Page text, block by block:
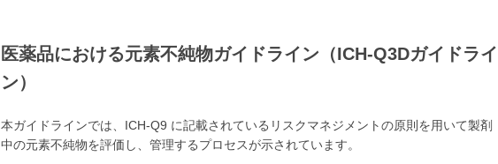
医薬品における元素不純物ガイドライン（ICH-Q3Dガイドライ
ン）
本ガイドラインでは、ICH-Q9 に記載されているリスクマネジメントの原則を用いて製剤
中の元素不純物を評価し、管理するプロセスが示されています。